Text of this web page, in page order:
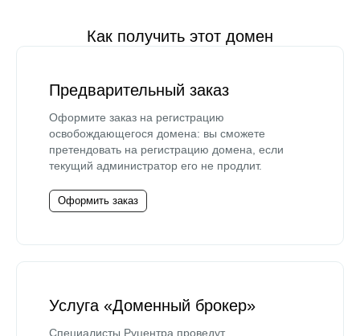
Как получить этот домен
Предварительный заказ
Оформите заказ на регистрацию
освобождающегося домена: вы сможете
претендовать на регистрацию домена, если
текущий администратор его не продлит.
Оформить заказ
Услуга «Доменный брокер»
Специалисты Руцентра проведут